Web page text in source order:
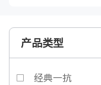
产品类型
经典一抗